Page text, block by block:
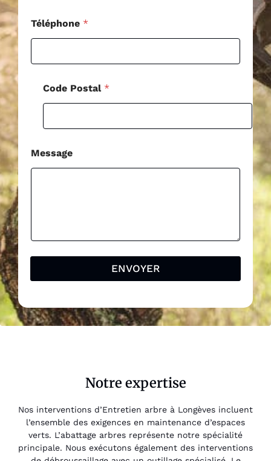
l
N
o
m
Téléphone *
Code Postal *
Message
ENVOYER
Notre expertise
Nos interventions d’Entretien arbre à Longèves incluent
l’ensemble des exigences en maintenance d’espaces
verts. L’abattage arbres représente notre spécialité
principale. Nous exécutons également des interventions